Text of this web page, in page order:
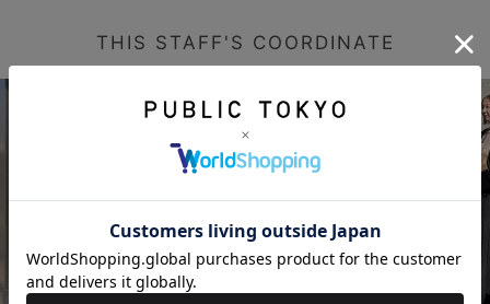
THIS STAFF'S COORDINATE